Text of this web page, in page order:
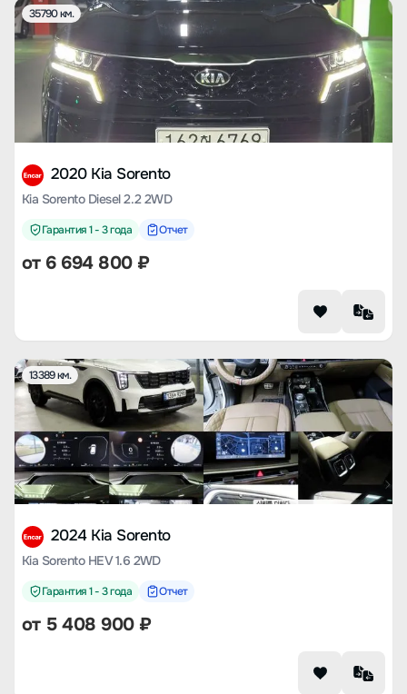
35790 км.
2020 Kia Sorento
Kia Sorento Diesel 2.2 2WD
Гарантия 1 - 3 года Отчет
от 6 694 800₽
13389 км.
2024 Kia Sorento
Kia Sorento HEV 1.6 2WD
Гарантия 1 - 3 года Отчет
от 5 408 900₽